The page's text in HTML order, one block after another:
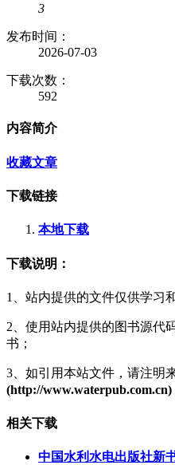
3
发布时间：
2026-07-03
下载次数：
592
内容简介
收藏文章
下载链接
本地下载
下载说明：
1、站内提供的文件仅供学习
2、使用站内提供的图书源代
书；
3、如引用本站文件，请注明
(http://www.waterpub.com.cn)
相关下载
中国水利水电出版社新